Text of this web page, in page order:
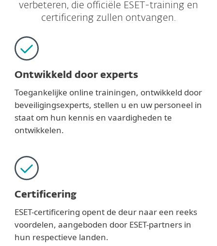
verbeteren, die officiële ESET-training en
certificering zullen ontvangen.
Ontwikkeld door experts
Toegankelijke online trainingen, ontwikkeld door
beveiligingsexperts, stellen u en uw personeel in
staat om hun kennis en vaardigheden te
ontwikkelen.
Certificering
ESET-certificering opent de deur naar een reeks
voordelen, aangeboden door ESET-partners in
hun respectieve landen.